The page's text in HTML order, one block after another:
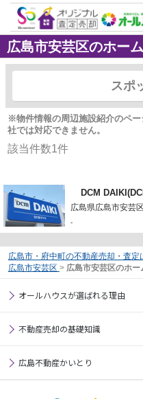
広島市安芸区のホー
スポ
※物件情報の周辺施設紹介のペ
社では対応できません。
該当件数1件
DCM
広島県広島市安芸
-
広島市・府中町の不動産売却・査定
広島市安芸区 > 広島市安芸区のホー
オールハウスが選ばれる理由
不動産売却の基礎知識
広島不動産かいとり